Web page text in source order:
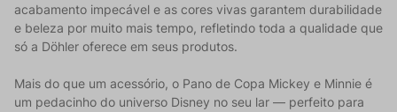
acabamento impecável e as cores vivas garantem durabilidade
e beleza por muito mais tempo, refletindo toda a qualidade que
só a Döhler oferece em seus produtos.
Mais do que um acessório, o Pano de Copa Mickey e Minnie é
um pedacinho do universo Disney no seu lar — perfeito para